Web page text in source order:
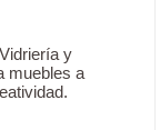
y
muebles a